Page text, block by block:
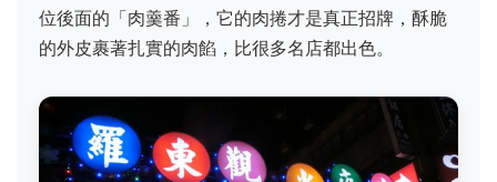
位後面的「肉羹番」，它的肉捲才是真正招牌，酥脆
的外皮裹著扎實的肉餡，比很多名店都出色。